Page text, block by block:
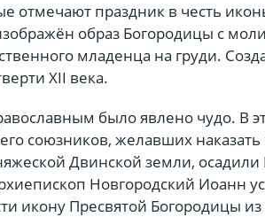
отмечают праздник в честь
образ Богородицы с
младенца на груди.
XII века.
было явлено чудо. В
союзников, желавших
Двинской земли,
Новгородский Иоанн
икону Пресвятой Богородицы из